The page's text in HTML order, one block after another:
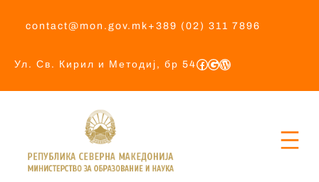
contact@mon.gov.mk +389 (02) 311 7896
Ул. Св. Кирил и Методиј, бр 54